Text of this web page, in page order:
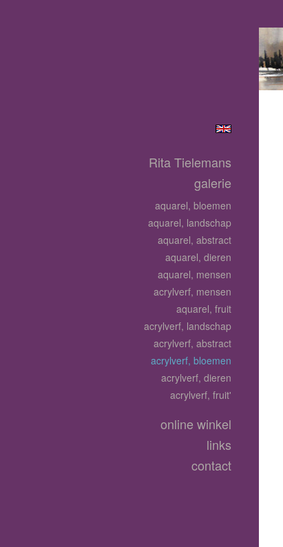
Rita Tielemans
galerie
aquarel, bloemen
aquarel, landschap
aquarel, abstract
aquarel, dieren
aquarel, mensen
acrylverf, mensen
aquarel, fruit
acrylverf, landschap
acrylverf, abstract
acrylverf, bloemen
acrylverf, dieren
acrylverf, fruit'
online winkel
links
contact